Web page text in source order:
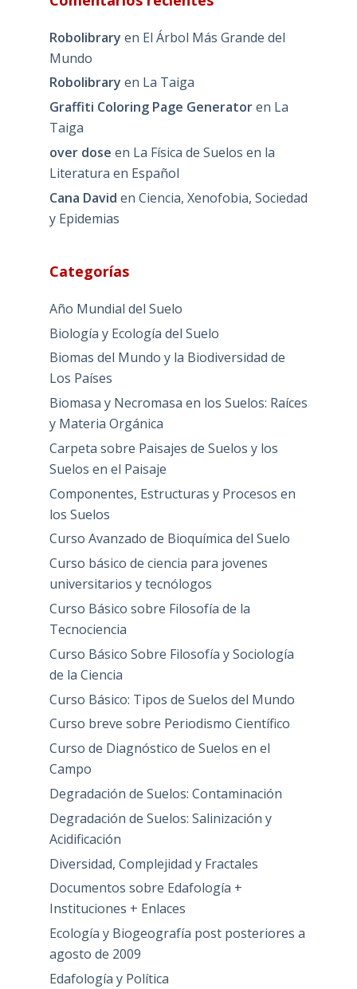
Robolibrary en El Árbol Más Grande del
Mundo
Robolibrary en La Taiga
Graffiti Coloring Page Generatoren La
Taiga
over dose en La Física de Suelos en la
Literatura en Español
Cana David en Ciencia, Xenofobia, Sociedad
y Epidemias
Categorías
Año Mundial del Suelo
Biología y Ecología del Suelo
Biomas del Mundo y la Biodiversidad de
Los Países
Biomasa y Necromasa en los Suelos: Raíces
y Materia Orgánica
Carpeta sobre Paisajes de Suelos y los
Suelos en el Paisaje
Componentes, Estructuras y Procesos en
los Suelos
Curso Avanzado de Bioquímica del Suelo
Curso básico de ciencia para jovenes
universitarios y tecnólogos
Curso Básico sobre Filosofía de la
Tecnociencia
Curso Básico Sobre Filosofía y Sociología
de la Ciencia
Curso Básico: Tipos de Suelos del Mundo
Curso breve sobre Periodismo Científico
Curso de Diagnóstico de Suelos en el
Campo
Degradación de Suelos: Contaminación
Degradación de Suelos: Salinización y
Acidificación
Diversidad, Complejidad y Fractales
Documentos sobre Edafología +
Instituciones + Enlaces
Ecología y Biogeografía post posteriores a
agosto de 2009
Edafología y Política